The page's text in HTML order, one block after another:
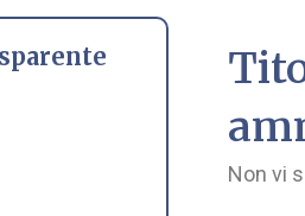
Non vi